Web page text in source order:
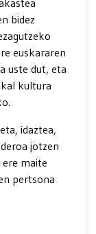
bidez
euskararen
uste dut, eta
kultura
idaztea,
jotzen
maite
pertsona